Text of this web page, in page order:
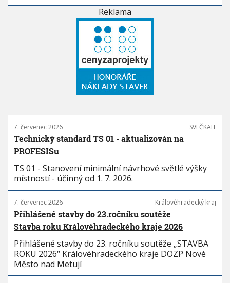
Reklama
7. červenec 2026 SVI ČKAIT
Technický standard TS 01 - aktualizován na
PROFESISu
TS 01 - Stanovení minimální návrhové světlé výšky
místností - účinný od 1. 7. 2026.
7. červenec 2026 Královéhradecký kraj
Přihlášené stavby do 23.ročníku soutěže
Stavba roku Královéhradeckého kraje 2026
Přihlášené stavby do 23. ročníku soutěže „STAVBA
ROKU 2026“ Královéhradeckého kraje DOZP Nové
Město nad Metují